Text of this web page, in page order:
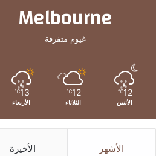
Melbourne
غيوم متفرقة
12
℃
الأثنين
12
℃
الثلاثاء
13
℃
الأربعاء
الأشهر الأخيرة